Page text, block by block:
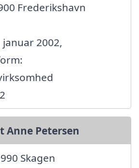
Frederikshavn
2002,
Anne Petersen
Skagen